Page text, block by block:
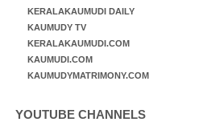
KERALAKAUMUDI DAILY
KAUMUDY TV
KERALAKAUMUDI.COM
KAUMUDI.COM
KAUMUDYMATRIMONY.COM
YOUTUBE CHANNELS